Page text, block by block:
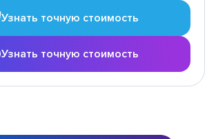
Узнать точную стоимость
Узнать точную стоимость